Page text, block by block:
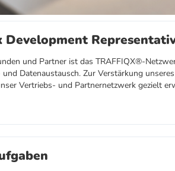
Development
und Partner ist das TRAFFIQX®-
Datenaustausch. Zur Verstärkung
Vertriebs- und Partnernetzwerk gezielt